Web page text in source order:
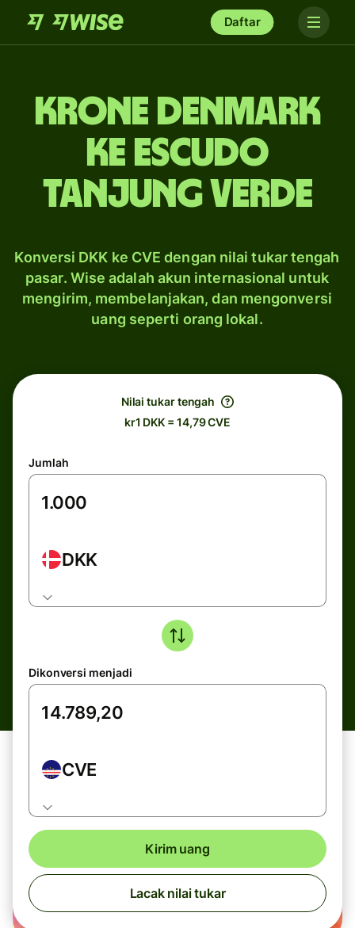
Daftar
krone Denmark
ke escudo
Tanjung Verde
Konversi DKK ke CVE dengan nilai tukar tengah
pasar. Wise adalah akun internasional untuk
mengirim, membelanjakan, dan mengonversi
uang seperti orang lokal.
Nilai tukar tengah
kr1 DKK = 14,79 CVE
Jumlah
DKK
Dikonversi menjadi
CVE
Kirim uang
Lacak nilai tukar